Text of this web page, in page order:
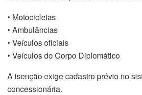
• Motocicletas
• Ambulâncias
• Veículos oficiais
• Veículos do Corpo Diplomático
A isenção exige cadastro prévio no
concessionária.